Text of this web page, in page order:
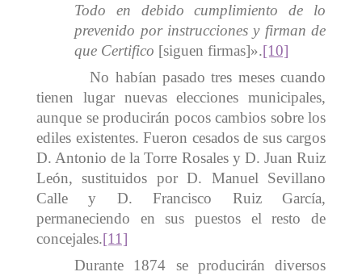
Todo en debido cumplimiento de lo
prevenido por instrucciones y firman de
que Certifico [siguen firmas]».[10]
No habían pasado tres meses cuando
tienen lugar nuevas elecciones municipales,
aunque se producirán pocos cambios sobre los
ediles existentes. Fueron cesados de sus cargos
D. Antonio de la Torre Rosales y D. Juan Ruiz
León, sustituidos por D. Manuel Sevillano
Calle y D. Francisco Ruiz García,
permaneciendo en sus puestos el resto de
concejales.[11]
Durante 1874 se producirán diversos